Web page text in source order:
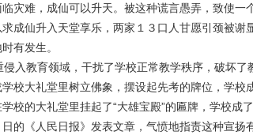
灾难，成仙可以升天。被这种谎言愚弄，致使一
成仙升入天堂享乐，两家１３口人甘愿引颈被谢
有发生。
入教育领域，干扰了学校正常教学秩序，破坏了
校大礼堂里树立佛象，摆设起先考的牌位，学校
校的大礼堂里挂起了“大雄宝殿”的匾牌，学校成
的《人民日报》发表文章，气愤地指责这种宣扬